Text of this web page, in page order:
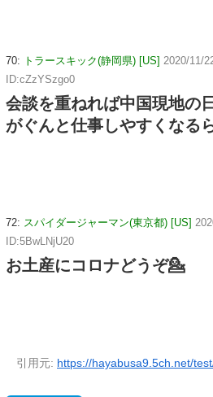
70: トラースキック(静岡県) [US] 2020/11/
ID:cZzYSzgo0
会談を重ねれば中国現地の
がぐんと仕事しやすくなる
72: スパイダージャーマン(東京都) [US]
ID:5BwLNjU20
お土産にコロナどうぞ💁
引用元: https://hayabusa9.5ch.net/